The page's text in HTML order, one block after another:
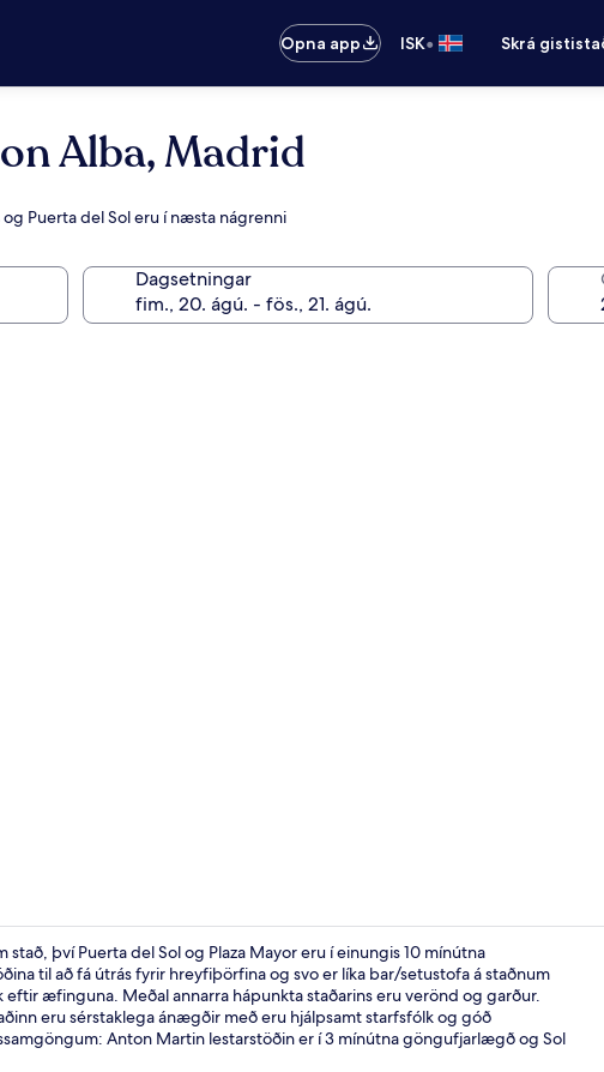
Opna app
ISK• Skrá
Alba, Madrid
Puerta del Sol eru í næsta nágrenni
Dagsetningar
því Puerta del Sol og Plaza Mayor eru í einungis 10 mínútna
til að fá útrás fyrir hreyfiþörfina og svo er líka bar/setustofa á staðnum
æfinguna. Meðal annarra hápunkta staðarins eru verönd og garður.
eru sérstaklega ánægðir með eru hjálpsamt starfsfólk og góð
Anton Martin lestarstöðin er í 3 mínútna göngufjarlægð og Sol